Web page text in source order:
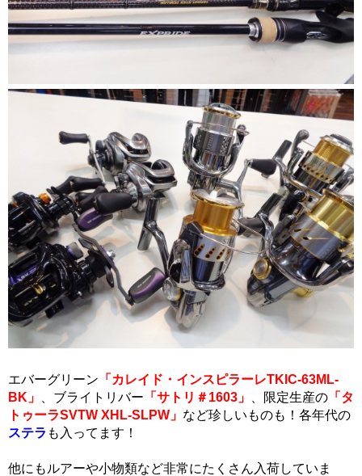
エバーグリーン 「カレイド・インスピラーレTKIC-63ML-
BK」
、ブライトリバー 「サトリ＃1603」 、限定生産の 「タ
トゥーラSVTW XHL-SLPW」 など珍しいものも！各年代の
ステラ も入ってます！
他にもルアーや小物類など非常にたくさん入荷していま